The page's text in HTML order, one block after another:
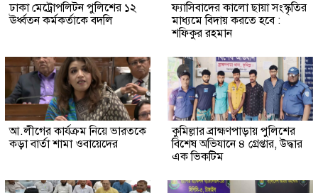
ঢাকা মেট্রোপলিটন পুলিশের ১২
ঊর্ধ্বতন কর্মকর্তাকে বদলি
ফ্যাসিবাদের কালো ছায়া সংস্কৃতির
মাধ্যমে বিদায় করতে হবে :
শফিকুর রহমান
আ.লীগের কার্যক্রম নিয়ে ভারতকে
কড়া বার্তা শামা ওবায়েদের
কুমিল্লার ব্রাহ্মণপাড়ায় পুলিশের
বিশেষ অভিযানে ৪ গ্রেপ্তার, উদ্ধার
এক ভিকটিম